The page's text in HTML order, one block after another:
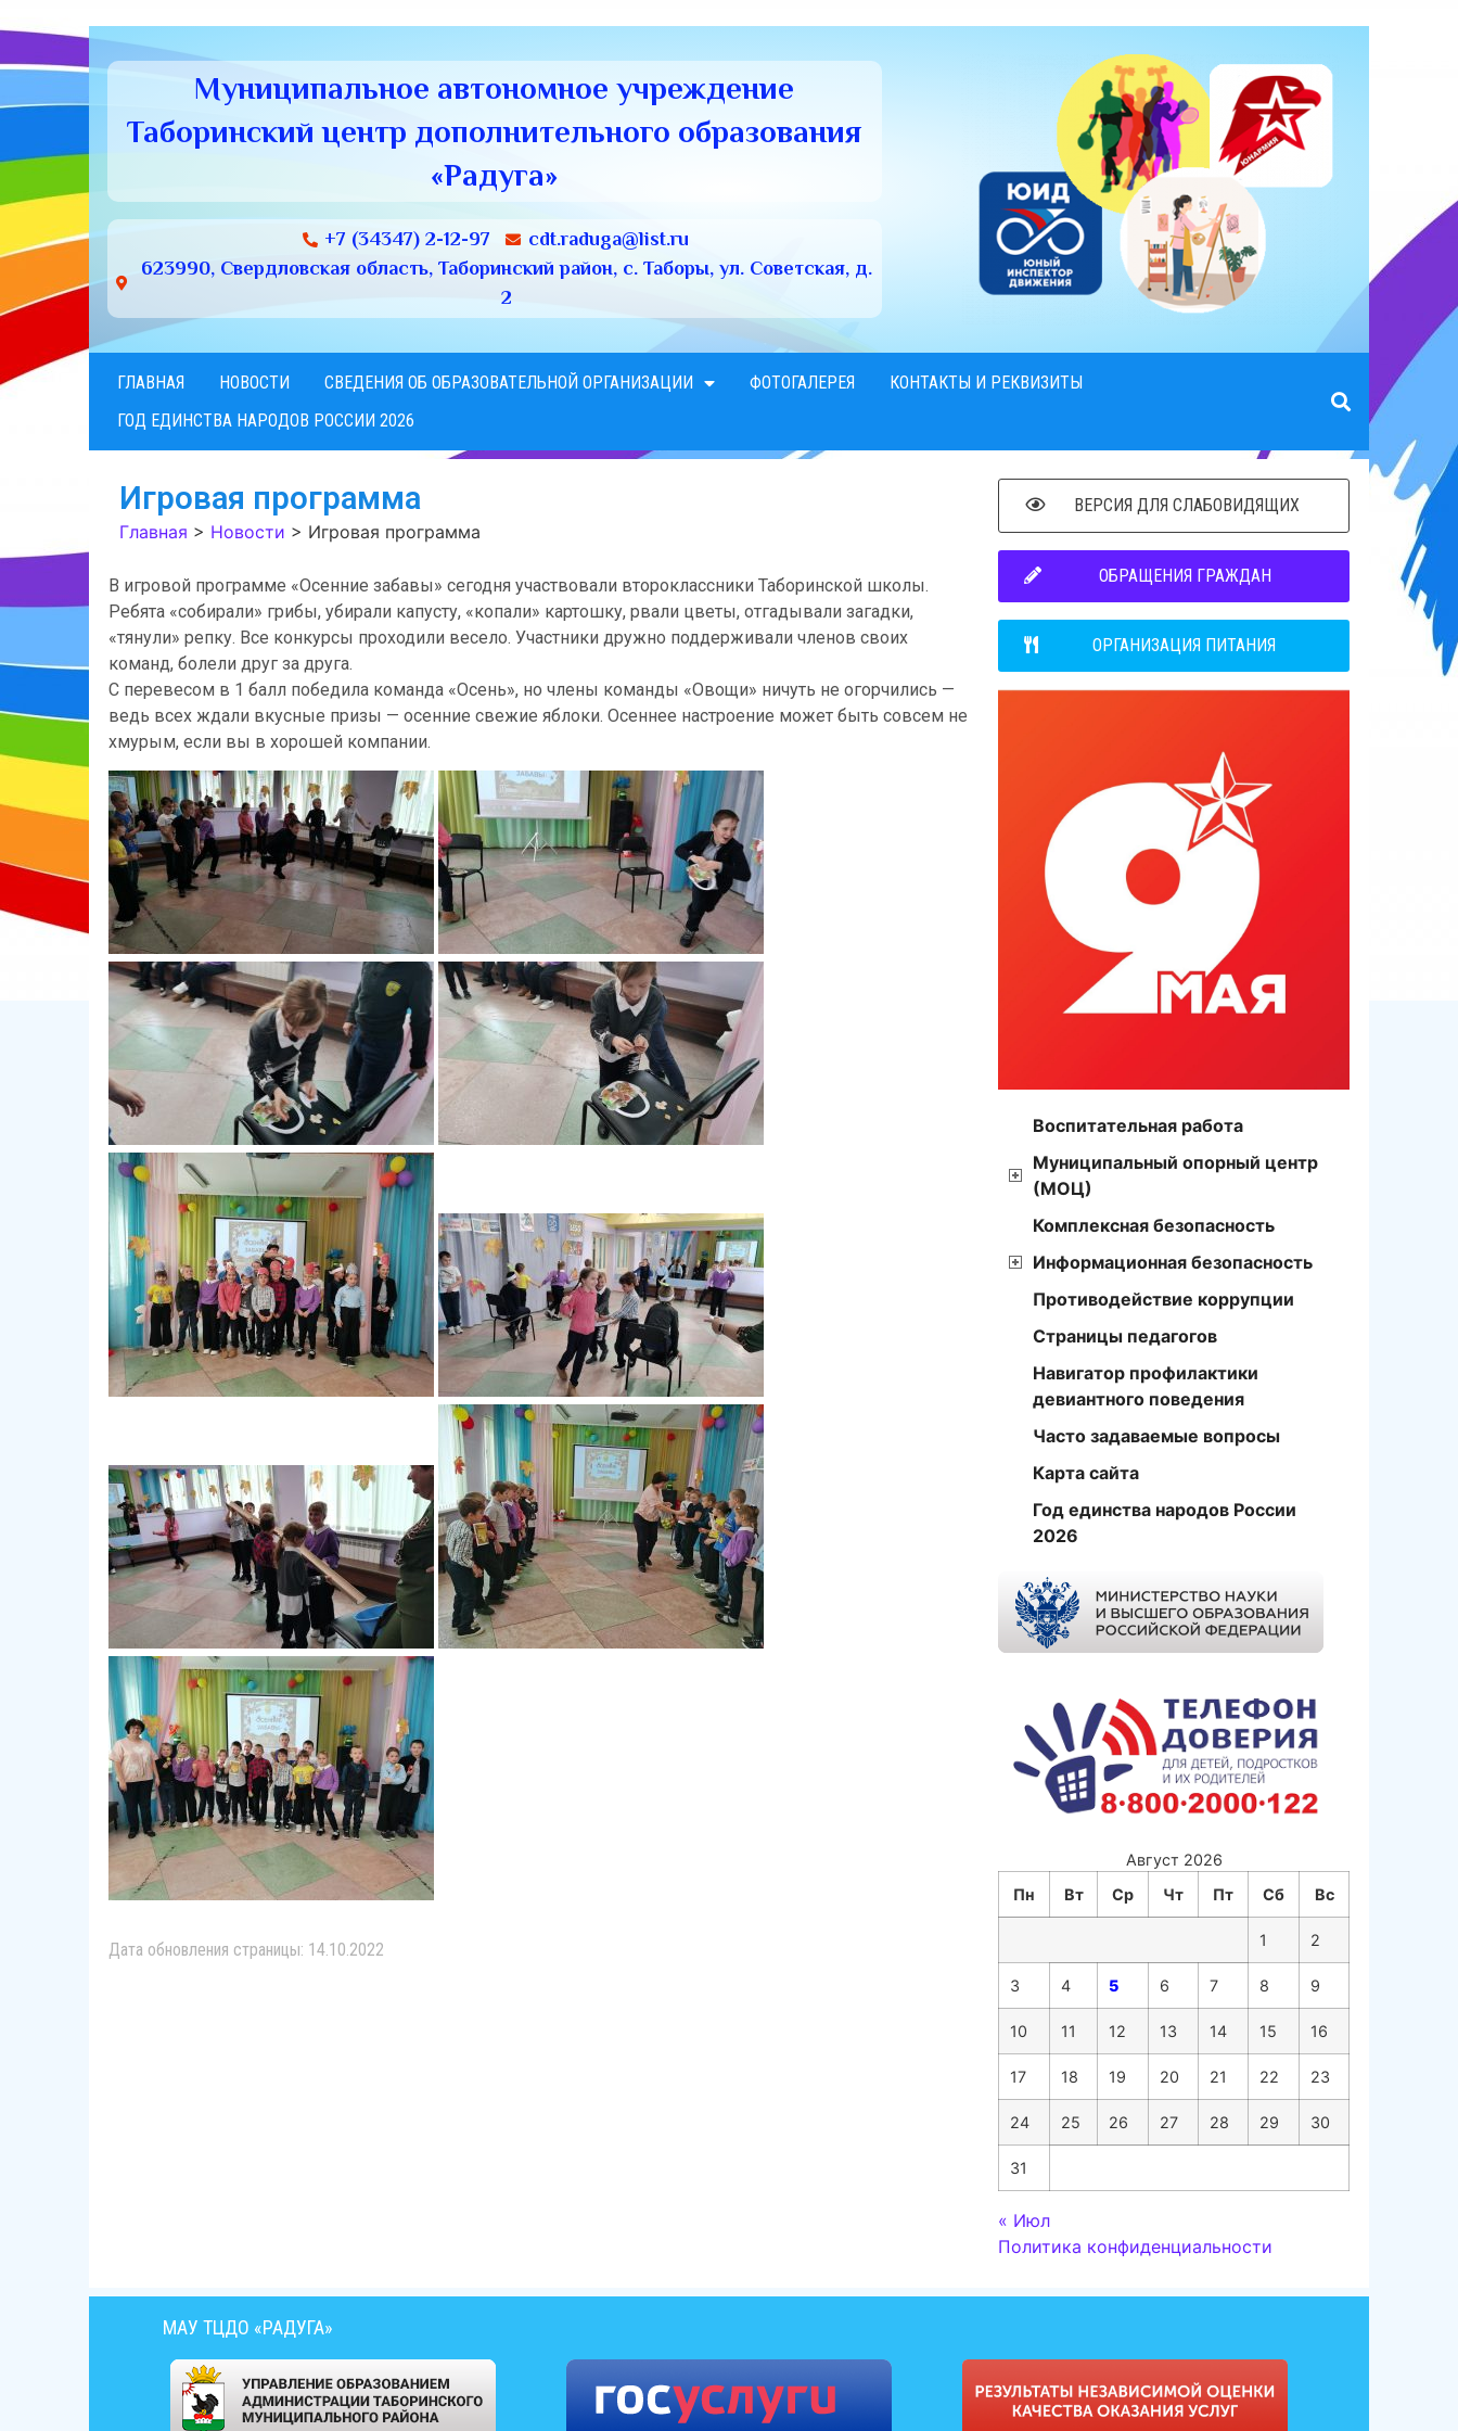
Муниципальное автономное учреждение
Таборинский центр дополнительного образования
«Радуга»
+7 (34347) 2-12-97
cdt.raduga@list.ru
623990, Свердловская область, Таборинский район, с. Таборы, ул. Советская, д.
2
ГЛАВНАЯ НОВОСТИ СВЕДЕНИЯ ОБ ОБРАЗОВАТЕЛЬНОЙ ОРГАНИЗАЦИИ ФОТОГАЛЕРЕЯ
КОНТАКТЫ И РЕКВИЗИТЫ
ГОД ЕДИНСТВА НАРОДОВ РОССИИ 2026
Игровая программа
Главная > Новости > Игровая программа
В игровой программе «Осенние забавы» сегодня участвовали второклассники Таборинской школы.
Ребята «собирали» грибы, убирали капусту, «копали» картошку, рвали цветы, отгадывали загадки,
«тянули» репку. Все конкурсы проходили весело. Участники дружно поддерживали членов своих
команд, болели друг за друга.
С перевесом в 1 балл победила команда «Осень», но члены команды «Овощи» ничуть не огорчились —
ведь всех ждали вкусные призы — осенние свежие яблоки. Осеннее настроение может быть совсем не
хмурым, если вы в хорошей компании.
Дата обновления страницы: 14.10.2022
ВЕРСИЯ ДЛЯ СЛАБОВИДЯЩИХ
ОБРАЩЕНИЯ ГРАЖДАН
ОРГАНИЗАЦИЯ ПИТАНИЯ
Воспитательная работа
Муниципальный опорный центр
(МОЦ)
Комплексная безопасность
Информационная безопасность
Противодействие коррупции
Страницы педагогов
Навигатор профилактики
девиантного поведения
Часто задаваемые вопросы
Карта сайта
Год единства народов России
2026
Август 2026
Пн
Вт Ср Чт Пт Сб Вс
1 2
3 4 5 6 7 8 9
10 11 12 13 14 15 16
17 18 19 20 21 22 23
24 25 26 27 28 29 30
31
« Июл
Политика конфиденциальности
МАУ ТЦДО «РАДУГА»